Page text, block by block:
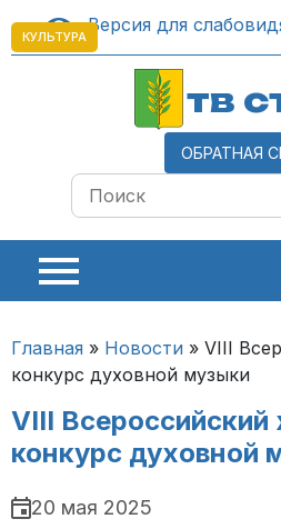
Версия для
тв
ОБРАТНАЯ
Главная » Новости » VIII
конкурс духовной музыки
VIII Всероссийский
конкурс духовной
КУЛЬТУРА
20 мая 2025